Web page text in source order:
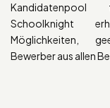
Schoolknight
Möglichkeiten,
Bewerber aus allen